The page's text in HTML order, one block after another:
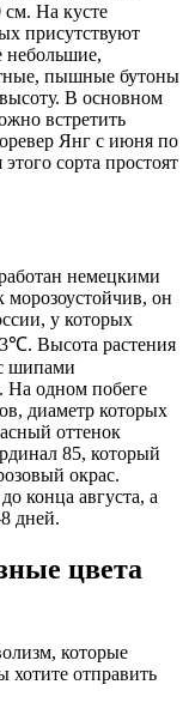
см. На кусте
присутствуют
небольшие,
пышные бутоны
В основном
встретить
Янг с июня по
сорта простоят
немецкими
морозоустойчив, он
у которых
Высота растения
шипами
На одном побеге
диаметр которых
оттенок
85, который
окрас.
конца августа, а
дней.
цвета
которые
хотите отправить